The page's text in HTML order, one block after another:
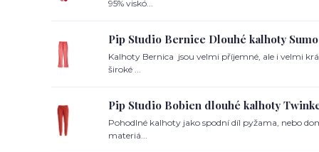
95% viskó...
Pip Studio Bernice Dlouhé kalhoty
Kalhoty Bernica jsou velmi příjemné, ale i velmi
široké ...
Pip Studio Bobien dlouhé kalhoty
Pohodlné kalhoty jako spodní díl pyžama, nebo
materiá...